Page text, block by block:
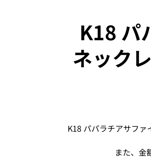
K18 パ
ネック
K18 パパラチアサフ
また、金